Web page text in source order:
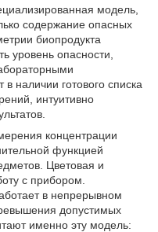
модель,
содержание опасных
биопродукта
уровень опасности,
наличии готового списка
интуитивно
концентрации
функцией
Цветовая и
с прибором.
в непрерывном
допустимых
именно эту модель: